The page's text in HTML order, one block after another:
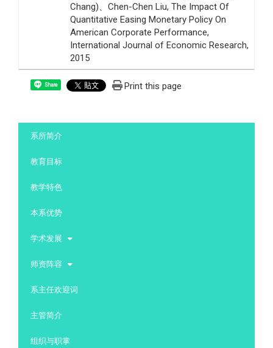
Chang)、Chen-Chen Liu, The Impact Of
Quantitative Easing Monetary Policy On
American Corporate Performance,
International Journal of Economic Research,
2015
Share Print this page
系所简介
教育目标
教学特色
本系优势
学术发展
师资阵容
系主任欢迎词
主管简介
组织与职掌